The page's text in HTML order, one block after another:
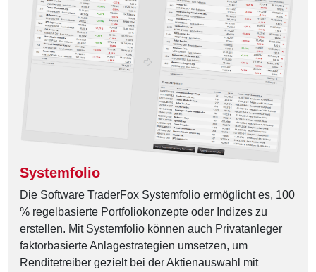
Systemfolio
Die Software TraderFox Systemfolio ermöglicht es, 100
% regelbasierte Portfoliokonzepte oder Indizes zu
erstellen. Mit Systemfolio können auch Privatanleger
faktorbasierte Anlagestrategien umsetzen, um
Renditetreiber gezielt bei der Aktienauswahl mit